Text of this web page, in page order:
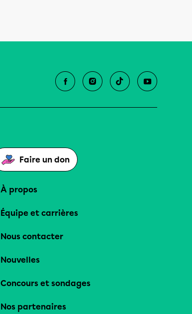
Faire un don
À propos
Équipe et carrières
Nous contacter
Nouvelles
Concours et sondages
Nos partenaires